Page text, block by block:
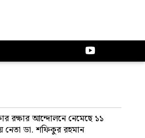
রক্ষার আন্দোলনে নেমেছে ১১
নেতা ডা. শফিকুর রহমান